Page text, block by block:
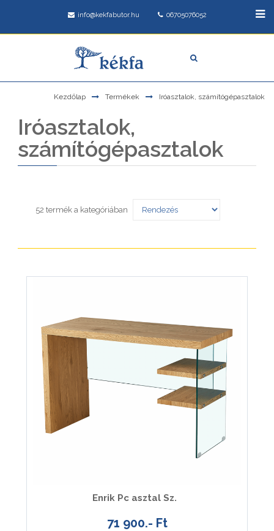
info@kekfabutor.hu 06705076052
Kezdőlap Termékek Iróasztalok, számítógépasztalok
Iróasztalok,
számítógépasztalok
52 termék a kategóriában
Enrik Pc asztal Sz.
71 900.- Ft